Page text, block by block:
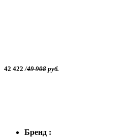
42 422 /49 908 руб.
Бренд :